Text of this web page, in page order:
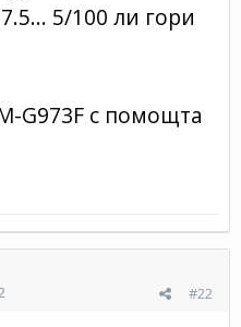
5/100 ли гори
G973F с помощта
#22